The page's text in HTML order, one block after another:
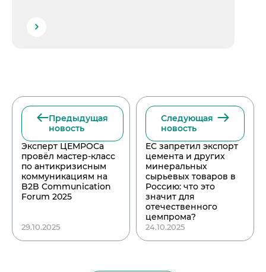
Предыдущая
новость
Эксперт ЦЕМРОСа
провёл мастер-класс
по антикризисным
коммуникациям на
B2B Communication
Forum 2025
29.10.2025
Следующая
новость
ЕС запретил экспорт
цемента и других
минеральных
сырьевых товаров в
Россию: что это
значит для
отечественного
цемпрома?
24.10.2025